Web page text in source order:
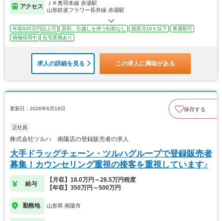
アクセス
ＪＲ奥羽本線 赤湯駅
山形鉄道フラワー長井線 赤湯駅
年収600万円以上可 原則、引越しを伴う転勤なし 残業月10ｈ以下
車通勤可
積極採用中
在宅業務あり
求人の詳細を見る この求人に興味がある
更新日：2026年6月18日 保存する
正社員
株式会社ツルハ 南陽店の登録販売者の求人
大手ドラッグチェーン・ツルハグループで登録販売者
募集！カウンセリング重視の接客を重視しています♪
給与
【月収】18.0万円～28.5万円程度
【年収】350万円～500万円
勤務地 山形県 南陽市